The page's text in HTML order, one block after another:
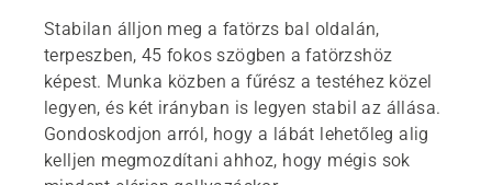
Stabilan álljon meg a fatörzs bal oldalán,
terpeszben, 45 fokos szögben a fatörzshöz
képest. Munka közben a fűrész a testéhez közel
legyen, és két irányban is legyen stabil az állása.
Gondoskodjon arról, hogy a lábát lehetőleg alig
kelljen megmozdítani ahhoz, hogy mégis sok